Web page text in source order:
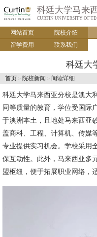
科廷大学马来
CURTIN UNIVERSITY OF
网站首页 院校介绍
留学费用
联系我们
科廷大
首页 > 院校新闻 > 阅读详细
科廷大学马来西亚分校是澳大
同等质量的教育，学位受国际
于澳洲本土，且地处马来西亚
盖商科、工程、计算机、传媒
专业提供实习机会。学校采用
保互动性。此外，马来西亚多
盟枢纽，便于拓展职业网络，